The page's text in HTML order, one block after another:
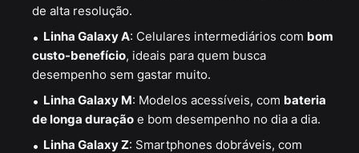
de alta resolução.
Linha Galaxy A: Celulares intermediários com bom
custo-benefício, ideais para quem busca
desempenho sem gastar muito.
Linha Galaxy M: Modelos acessíveis, com bateria
de longa duração e bom desempenho no dia a dia.
Linha Galaxy Z: Smartphones dobráveis, com